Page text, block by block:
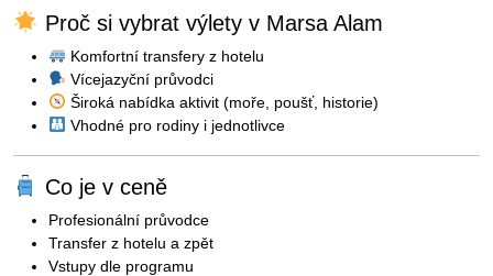
Proč si vybrat výlety v Marsa Alam
Komfortní transfery z hotelu
Vícejazyční průvodci
Široká nabídka aktivit (moře, poušť, historie)
Vhodné pro rodiny i jednotlivce
Co je v ceně
Profesionální průvodce
Transfer z hotelu a zpět
Vstupy dle programu